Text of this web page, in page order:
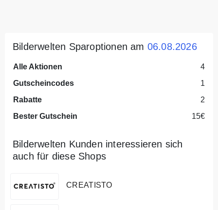
Bilderwelten Sparoptionen am 06.08.2026
Alle Aktionen
4
Gutscheincodes
1
Rabatte
2
Bester Gutschein
15€
Bilderwelten Kunden interessieren sich
auch für diese Shops
CREATISTO